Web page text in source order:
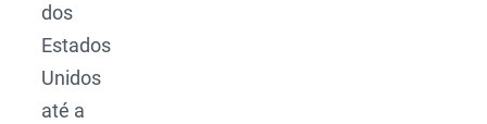
dos
Estados
Unidos
até a